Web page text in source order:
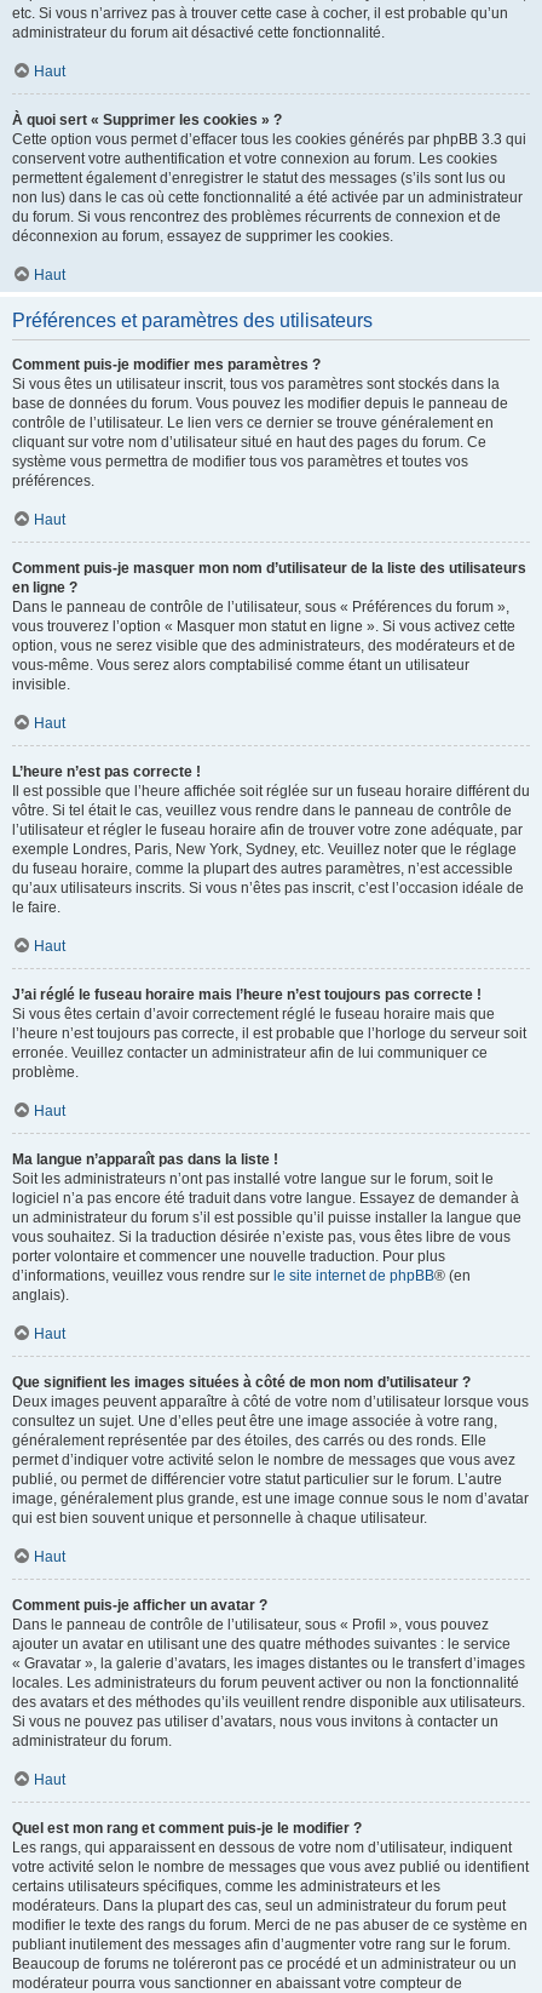
etc. Si vous n’arrivez pas à trouver cette case à cocher, il est probable qu’un
administrateur du forum ait désactivé cette fonctionnalité.
Haut
À quoi sert « Supprimer les cookies » ?
Cette option vous permet d’effacer tous les cookies générés par phpBB 3.3 qui
conservent votre authentification et votre connexion au forum. Les cookies
permettent également d’enregistrer le statut des messages (s’ils sont lus ou
non lus) dans le cas où cette fonctionnalité a été activée par un administrateur
du forum. Si vous rencontrez des problèmes récurrents de connexion et de
déconnexion au forum, essayez de supprimer les cookies.
Haut
Préférences et paramètres des utilisateurs
Comment puis-je modifier mes paramètres ?
Si vous êtes un utilisateur inscrit, tous vos paramètres sont stockés dans la
base de données du forum. Vous pouvez les modifier depuis le panneau de
contrôle de l’utilisateur. Le lien vers ce dernier se trouve généralement en
cliquant sur votre nom d’utilisateur situé en haut des pages du forum. Ce
système vous permettra de modifier tous vos paramètres et toutes vos
préférences.
Haut
Comment puis-je masquer mon nom d’utilisateur de la liste des utilisateurs
en ligne ?
Dans le panneau de contrôle de l’utilisateur, sous « Préférences du forum »,
vous trouverez l’option « Masquer mon statut en ligne ». Si vous activez cette
option, vous ne serez visible que des administrateurs, des modérateurs et de
vous-même. Vous serez alors comptabilisé comme étant un utilisateur
invisible.
Haut
L’heure n’est pas correcte !
Il est possible que l’heure affichée soit réglée sur un fuseau horaire différent du
vôtre. Si tel était le cas, veuillez vous rendre dans le panneau de contrôle de
l’utilisateur et régler le fuseau horaire afin de trouver votre zone adéquate, par
exemple Londres, Paris, New York, Sydney, etc. Veuillez noter que le réglage
du fuseau horaire, comme la plupart des autres paramètres, n’est accessible
qu’aux utilisateurs inscrits. Si vous n’êtes pas inscrit, c’est l’occasion idéale de
le faire.
Haut
J’ai réglé le fuseau horaire mais l’heure n’est toujours pas correcte !
Si vous êtes certain d’avoir correctement réglé le fuseau horaire mais que
l’heure n’est toujours pas correcte, il est probable que l’horloge du serveur soit
erronée. Veuillez contacter un administrateur afin de lui communiquer ce
problème.
Haut
Ma langue n’apparaît pas dans la liste !
Soit les administrateurs n’ont pas installé votre langue sur le forum, soit le
logiciel n’a pas encore été traduit dans votre langue. Essayez de demander à
un administrateur du forum s’il est possible qu’il puisse installer la langue que
vous souhaitez. Si la traduction désirée n’existe pas, vous êtes libre de vous
porter volontaire et commencer une nouvelle traduction. Pour plus
d’informations, veuillez vous rendre sur le site internet de phpBB® (en
anglais).
Haut
Que signifient les images situées à côté de mon nom d’utilisateur ?
Deux images peuvent apparaître à côté de votre nom d’utilisateur lorsque vous
consultez un sujet. Une d’elles peut être une image associée à votre rang,
généralement représentée par des étoiles, des carrés ou des ronds. Elle
permet d’indiquer votre activité selon le nombre de messages que vous avez
publié, ou permet de différencier votre statut particulier sur le forum. L’autre
image, généralement plus grande, est une image connue sous le nom d’avatar
qui est bien souvent unique et personnelle à chaque utilisateur.
Haut
Comment puis-je afficher un avatar ?
Dans le panneau de contrôle de l’utilisateur, sous « Profil », vous pouvez
ajouter un avatar en utilisant une des quatre méthodes suivantes : le service
« Gravatar », la galerie d’avatars, les images distantes ou le transfert d’images
locales. Les administrateurs du forum peuvent activer ou non la fonctionnalité
des avatars et des méthodes qu’ils veuillent rendre disponible aux utilisateurs.
Si vous ne pouvez pas utiliser d’avatars, nous vous invitons à contacter un
administrateur du forum.
Haut
Quel est mon rang et comment puis-je le modifier ?
Les rangs, qui apparaissent en dessous de votre nom d’utilisateur, indiquent
votre activité selon le nombre de messages que vous avez publié ou identifient
certains utilisateurs spécifiques, comme les administrateurs et les
modérateurs. Dans la plupart des cas, seul un administrateur du forum peut
modifier le texte des rangs du forum. Merci de ne pas abuser de ce système en
publiant inutilement des messages afin d’augmenter votre rang sur le forum.
Beaucoup de forums ne toléreront pas ce procédé et un administrateur ou un
modérateur pourra vous sanctionner en abaissant votre compteur de